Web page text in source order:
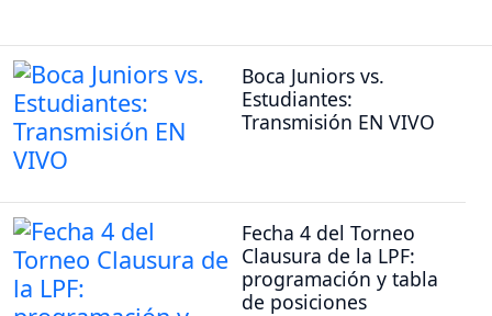
Boca Juniors vs.
Estudiantes:
Transmisión EN VIVO
Fecha 4 del Torneo
Clausura de la LPF:
programación y tabla
de posiciones